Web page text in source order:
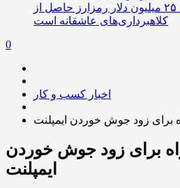
آمریکا در پی توقیف ۲۵ میلیون دلار رمزارز حاصل از
کلاهبرداری‌های عاشقانه است
0
اخبار کسب و کار
و 9 راه برای زود جوش خوردن
ایمپلنت